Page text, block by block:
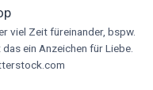
viel Zeit füreinander, bspw.
ein Anzeichen für Liebe.